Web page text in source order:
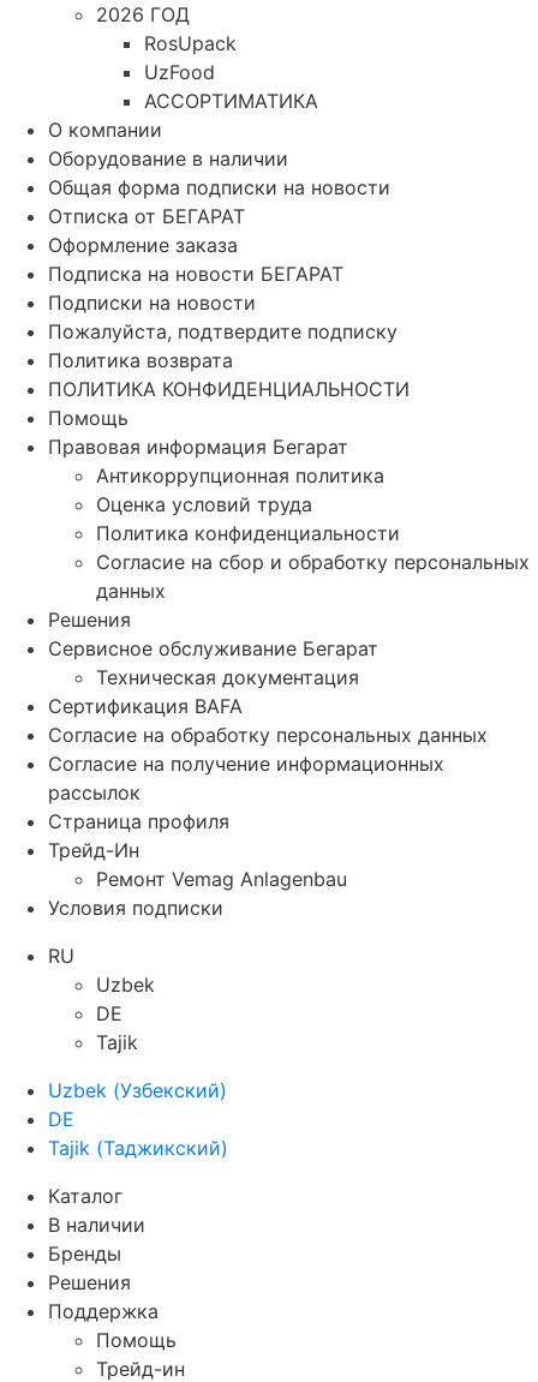
2026 ГОД
RosUpack
UzFood
АССОРТИМАТИКА
О компании
Оборудование в наличии
Общая форма подписки на новости
Отписка от БЕГАРАТ
Оформление заказа
Подписка на новости БЕГАРАТ
Подписки на новости
Пожалуйста, подтвердите подписку
Политика возврата
ПОЛИТИКА КОНФИДЕНЦИАЛЬНОСТИ
Помощь
Правовая информация Бегарат
Антикоррупционная политика
Оценка условий труда
Политика конфиденциальности
Согласие на сбор и обработку персональных
данных
Решения
Сервисное обслуживание Бегарат
Техническая документация
Сертификация BAFA
Согласие на обработку персональных данных
Согласие на получение информационных
рассылок
Страница профиля
Трейд-Ин
Ремонт Vemag Anlagenbau
Условия подписки
RU
Uzbek
DE
Tajik
Uzbek (Узбекский)
DE
Tajik (Таджикский)
Каталог
В наличии
Бренды
Решения
Поддержка
Помощь
Трейд-ин